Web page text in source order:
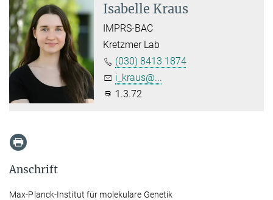
Isabelle Kraus
IMPRS-BAC
Kretzmer Lab
(030) 8413 1874
i_kraus@...
1.3.72
Anschrift
Max-Planck-Institut für molekulare Genetik